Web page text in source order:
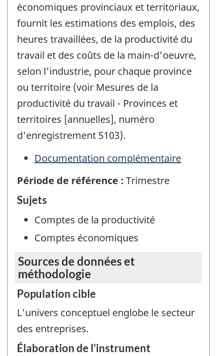
économiques provinciaux et territoriaux,
fournit les estimations des emplois, des
heures travaillées, de la productivité du
travail et des coûts de la main-d'oeuvre,
selon l'industrie, pour chaque province
ou territoire (voir Mesures de la
productivité du travail - Provinces et
territoires [annuelles], numéro
d'enregistrement 5103).
Documentation complémentaire
Période de référence : Trimestre
Sujets
Comptes de la productivité
Comptes économiques
Sources de données et
méthodologie
Population cible
L'univers conceptuel englobe le secteur
des entreprises.
Élaboration de l'instrument